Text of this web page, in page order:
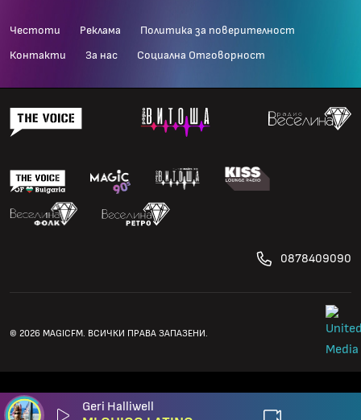
Geri Halliwell
Честоти Реклама Политика за поверителност
Контакти За нас Социална Отговорност
0878409090
© 2026 MAGICFM. ВСИЧКИ ПРАВА ЗАПАЗЕНИ.